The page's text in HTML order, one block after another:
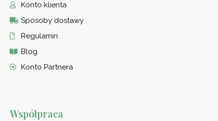
Konto klienta
Sposoby dostawy
Regulamin
Blog
Konto Partnera
Współpraca